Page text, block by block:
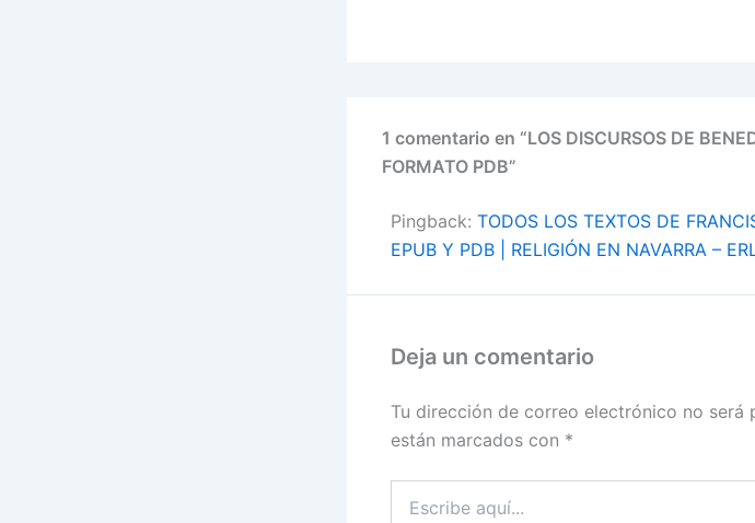
1 comentario en “LOS DISCURSOS DE
FORMATO PDB”
Pingback: TODOS LOS TEXTOS DE
EPUB Y PDB | RELIGIÓN EN NAVARRA –
Deja un comentario
Tu dirección de correo electrónico no será
están marcados con *
aquí...